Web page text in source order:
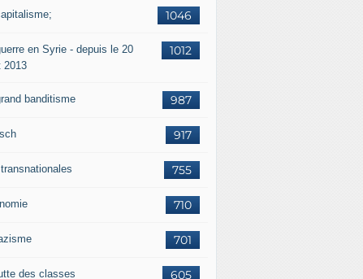
1046
1012
en Syrie - depuis le 20
2013
987
banditisme
917
755
710
701
605
des classes